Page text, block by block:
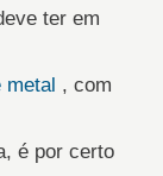
ter em
metal , com
é por certo